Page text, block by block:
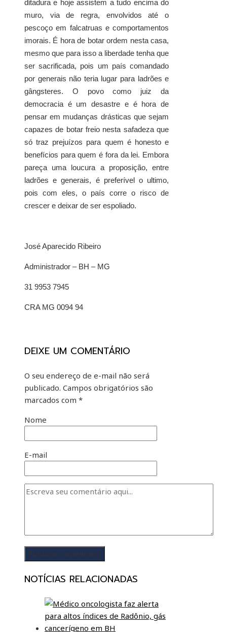
ditadura e hoje assistem a tudo encima do
muro, via de regra, envolvidos até o
pescoço em falcatruas e comportamentos
imorais. É hora de botar ordem nesta casa,
mesmo que para isso a liberdade tenha que
ser sacrificada, pois um país comandado
por generais não teria lugar para ladrões e
gângsteres. O povo como juiz da
democracia é um desastre e é hora de
pensar em mudanças drásticas que sejam
capazes de botar freio nesta safadeza que
só traz prejuízos para quem é honesto e
benefícios para quem é fora da lei. Embora
pareça uma loucura a proposição, entre
ladrões e generais, é preferível o ultimo,
pois com eles, o país corre o risco de
crescer e deixar de ser espoliado.
José Aparecido Ribeiro
Administrador – BH – MG
31 9953 7945
CRA MG 0094 94
DEIXE UM COMENTÁRIO
O seu endereço de e-mail não será
publicado. Campos obrigatórios são
marcados com *
Nome
E-mail
NOTÍCIAS RELACIONADAS